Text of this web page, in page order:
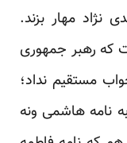
نژاد مهار بزند.
که رهبر جمهوری
به هیچ کدام از نامه های 88جواب مستقیم نداد؛
نامه هاشمی ونه